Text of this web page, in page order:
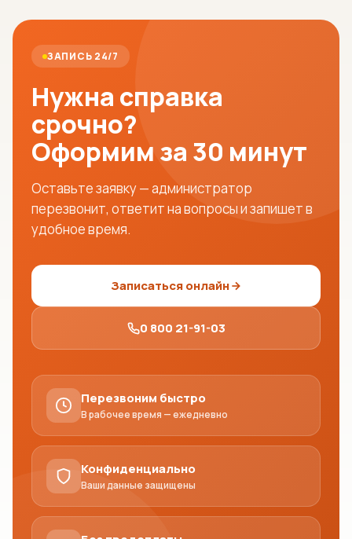
ЗАПИСЬ 24/7
Нужна справка
срочно?
Оформим за 30 минут
Оставьте заявку — администратор
перезвонит, ответит на вопросы и запишет в
удобное время.
Записаться онлайн
0 800 21-91-03
Перезвоним быстро
В рабочее время — ежедневно
Конфиденциально
Ваши данные защищены